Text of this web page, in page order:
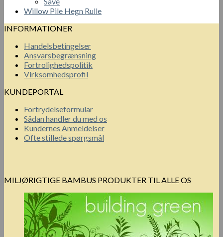
Willow Pile Hegn Rulle
INFORMATIONER
Handelsbetingelser
Ansvarsbegrænsning
Fortrolighedspolitik
Virksomhedsprofil
KUNDEPORTAL
Fortrydelseformular
Sådan handler du med os
Kundernes Anmeldelser
Ofte stillede spørgsmål
MILJØRIGTIGE BAMBUS PRODUKTER TIL ALLE OS